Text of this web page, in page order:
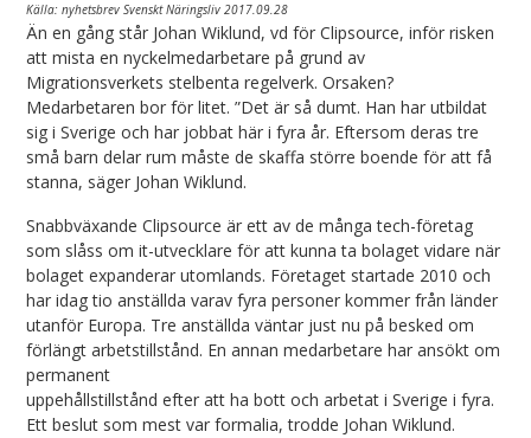
Källa: nyhetsbrev Svenskt Näringsliv 2017.09.28
Än en gång står Johan Wiklund, vd för Clipsource, inför risken
att mista en nyckelmedarbetare på grund av
Migrationsverkets stelbenta regelverk. Orsaken?
Medarbetaren bor för litet. ”Det är så dumt. Han har utbildat
sig i Sverige och har jobbat här i fyra år. Eftersom deras tre
små barn delar rum måste de skaffa större boende för att få
stanna, säger Johan Wiklund.
Snabbväxande Clipsource är ett av de många tech-företag
som slåss om it-utvecklare för att kunna ta bolaget vidare när
bolaget expanderar utomlands. Företaget startade 2010 och
har idag tio anställda varav fyra personer kommer från länder
utanför Europa. Tre anställda väntar just nu på besked om
förlängt arbetstillstånd. En annan medarbetare har ansökt om
permanent
uppehållstillstånd efter att ha bott och arbetat i Sverige i fyra.
Ett beslut som mest var formalia, trodde Johan Wiklund.